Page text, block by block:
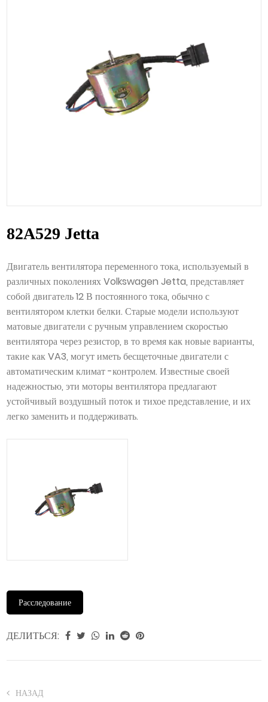
82A529 Jetta
Двигатель вентилятора переменного тока, используемый в
различных поколениях Volkswagen Jetta, представляет
собой двигатель 12 В постоянного тока, обычно с
вентилятором клетки белки. Старые модели используют
матовые двигатели с ручным управлением скоростью
вентилятора через резистор, в то время как новые варианты,
такие как VA3, могут иметь бесщеточные двигатели с
автоматическим климат -контролем. Известные своей
надежностью, эти моторы вентилятора предлагают
устойчивый воздушный поток и тихое представление, и их
легко заменить и поддерживать.
Расследование
ДЕЛИТЬСЯ:
НАЗАД